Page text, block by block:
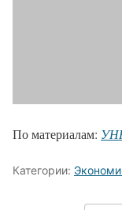
По материалам:
Категории: